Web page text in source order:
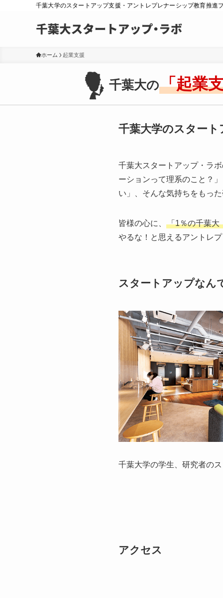
千葉大学のスタートアップ支援・アントレプレナーシップ教育推進
ホーム 起業支援
千葉大の「起業
千葉大学のスタート
千葉大スタートアップ・ラ
ーションって理系のこと？
い」、そんな気持ちをもっ
皆様の心に、
「1％の千葉大
やるな！と思えるアントレ
スタートアップなん
千葉大学の学生、研究者の
アクセス